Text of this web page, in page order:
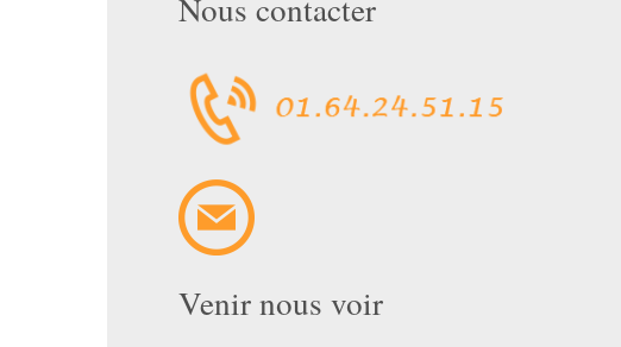
Nous contacter
Venir nous voir